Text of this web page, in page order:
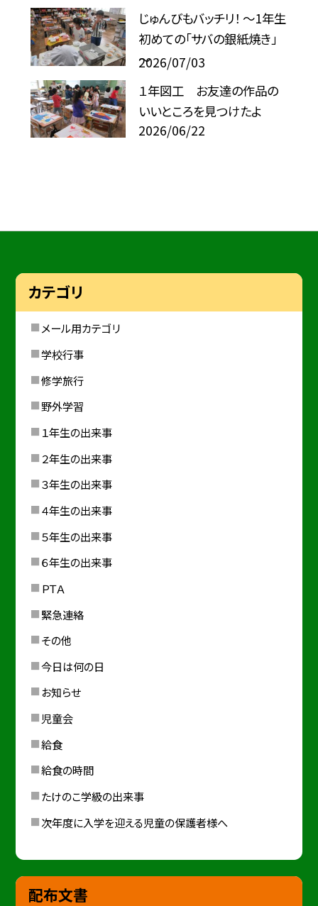
じゅんびもバッチリ！ ～1年生
初めての「サバの銀紙焼き」
～
2026/07/03
１年図工 お友達の作品の
いいところを見つけたよ
2026/06/22
カテゴリ
メール用カテゴリ
学校行事
修学旅行
野外学習
１年生の出来事
２年生の出来事
３年生の出来事
４年生の出来事
５年生の出来事
６年生の出来事
ＰＴＡ
緊急連絡
その他
今日は何の日
お知らせ
児童会
給食
給食の時間
たけのこ学級の出来事
次年度に入学を迎える児童の保護者様へ
配布文書